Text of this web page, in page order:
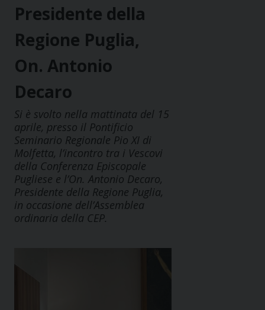
Presidente della
Regione Puglia,
On. Antonio
Decaro
Si è svolto nella mattinata del 15
aprile, presso il Pontificio
Seminario Regionale Pio XI di
Molfetta, l’incontro tra i Vescovi
della Conferenza Episcopale
Pugliese e l’On. Antonio Decaro,
Presidente della Regione Puglia,
in occasione dell’Assemblea
ordinaria della CEP.